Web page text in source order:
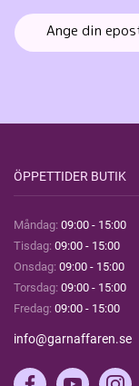
ÖPPETTIDER BUTIK
Måndag: 09:00 - 15:00
Tisdag: 09:00 - 15:00
Onsdag: 09:00 - 15:00
Torsdag: 09:00 - 15:00
Fredag: 09:00 - 15:00
info@garnaffaren.se